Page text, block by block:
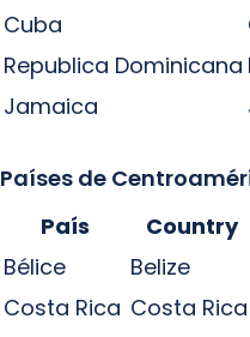
Cuba
Republica Dominicana
Jamaica
Países de
País
Country
Bélice
Belize
Costa Rica Costa Rica